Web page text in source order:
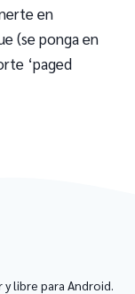
en
(se ponga en
‘paged
libre para Android.